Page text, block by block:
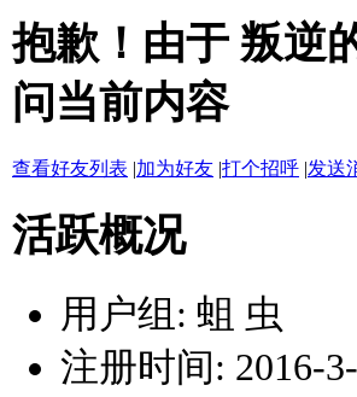
抱歉！由于 叛逆
问当前内容
查看好友列表 |加为好友 |打个招呼 |发送
活跃概况
用户组: 蛆 虫
注册时间: 2016-